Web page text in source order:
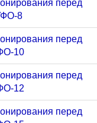
перед
8
перед
10
перед
12
перед